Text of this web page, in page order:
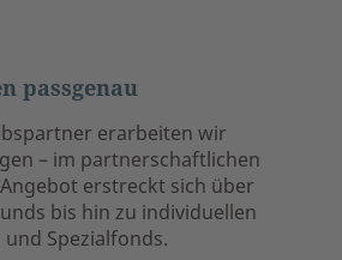
passgenau
erarbeiten wir
– im partnerschaftlichen
erstreckt sich über
bis hin zu individuellen
Spezialfonds.